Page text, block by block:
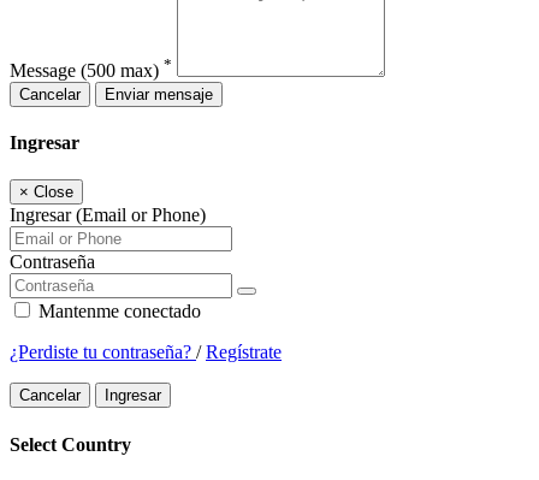
Message (500 max) *
Cancelar
Enviar mensaje
Ingresar
× Close
Ingresar (Email or Phone)
Contraseña
Mantenme conectado
¿Perdiste tu contraseña? /Regístrate
Cancelar Ingresar
Select Country